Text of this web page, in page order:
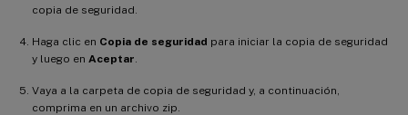
copia de seguridad.
Haga clic en Copia de seguridad para iniciar la copia de seguridad
y luego en Aceptar
Vaya a la carpeta de copia de seguridad y, a continuación,
comprima en un archivo zip.